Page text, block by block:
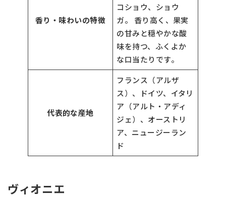
香り・味わいの特徴
コショウ、ショウ
ガ。 香り高く、果実
の甘みと穏やかな酸
味を持つ、ふくよか
な口当たりです。
代表的な産地
フランス（アルザ
ス）、ドイツ、イタリ
ア（アルト・アディ
ジェ）、オーストリ
ア、ニュージーラン
ド
ヴィオニエ